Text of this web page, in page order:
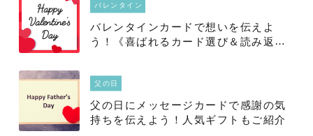
バレンタイン
バレンタインカードで想いを伝えよ
う！《喜ばれるカード選び＆読み返し
父の日
父の日にメッセージカードで感謝の気
持ちを伝えよう！人気ギフトもご紹介